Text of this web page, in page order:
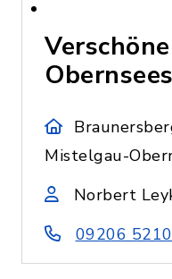
Obernsees
Mistelgau-
Norbert
09206 5210